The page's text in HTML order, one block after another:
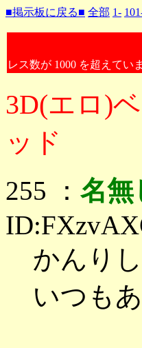
■掲示板に戻る■ 全部 1-
レス数が 1000 を超えてい
3D(エロ)
ッド
255 ： 名無
かんり
いつも